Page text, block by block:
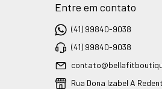
Entre em contato
(41) 99840-9038
(41) 99840-9038
Rua Dona Izabel A